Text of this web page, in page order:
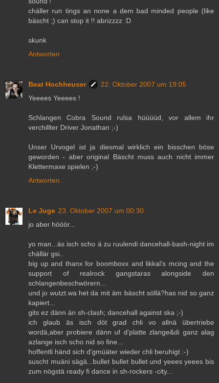
chäller run tings an none a dem bad minded people (like
bäscht ;) can stop it !! abrizzzz :D
skunk
Antworten
Beat Hochheuser
22. Oktober 2007 um 19:05
Yeeees Yeeees !
Schlangen Cobra Sound rulsa hüüüüd, vor allem ihr
verchillter Driver Jonathan ;-)
Unser Urvogel ist ja diesmal wirklich ein bisschen böse
geworden - aber original Bäscht muss auch nicht immer
Klettermaxe spielen ;-)
Antworten
Le Juge 23. Oktober 2007 um 00:30
jo aber hööör...
yo man...äs isch scho ä zu ruulendi dancehall-bash-night im
chällär gsi..
big up and thanx for boomboxx and likkal's mcing and the
support of realrock gangstaras alongside den
schlangenbeschwörern...
und jo wutzt.wa het da mit äm bäscht söllä?has nid so ganz
kapiert...
gits ez dänn än sh-clash; dancehall against ska ;-)
ich glaub äs isch döt grad chli vo allnä übertriebe
wordä,aber probiere dänn uf d'platte zlange&di ganz alag
azlange isch scho nid so fine...
hoffentli händ sich d'gmüäter wieder chli beruhigt :-)
suscht muäni sägä...bullet bullet bullet und yeees yeees bis
zum nögstä ready fi dance in sh-rockers -city...